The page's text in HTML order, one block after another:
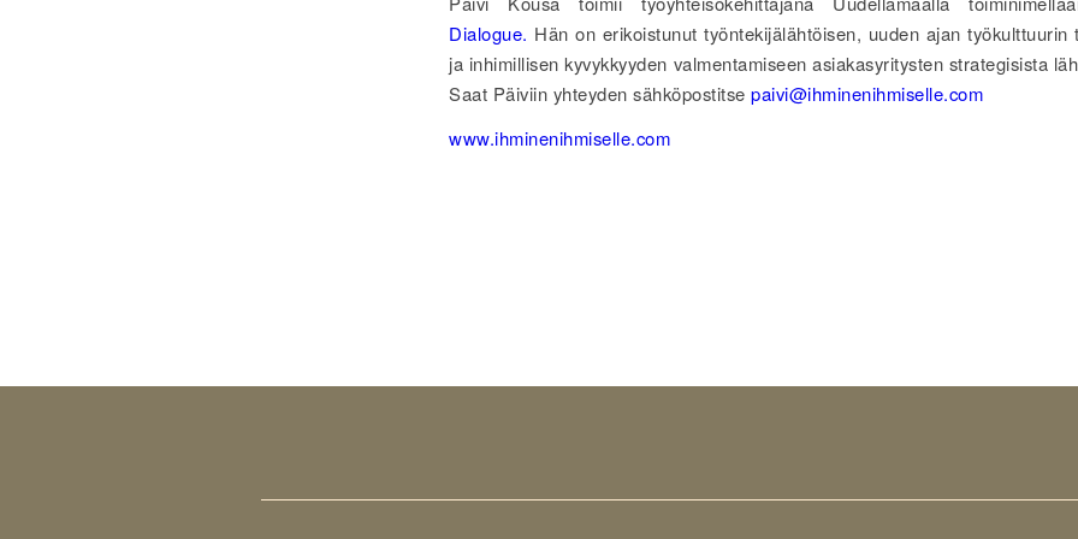
Dialogue. Hän on erikoistunut työntekijälähtöisen, uuden ajan työkulttuurin
ja inhimillisen kyvykkyyden valmentamiseen asiakasyritysten strategisista
Saat Päiviin yhteyden sähköpostitse paivi@ihminenihmiselle.com
www.ihminenihmiselle.com